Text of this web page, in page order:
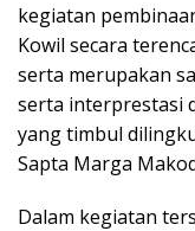
kegiatan
Kowil secara
serta merupakan
serta interprestasi
yang timbul
Sapta Marga
Dalam kegiatan